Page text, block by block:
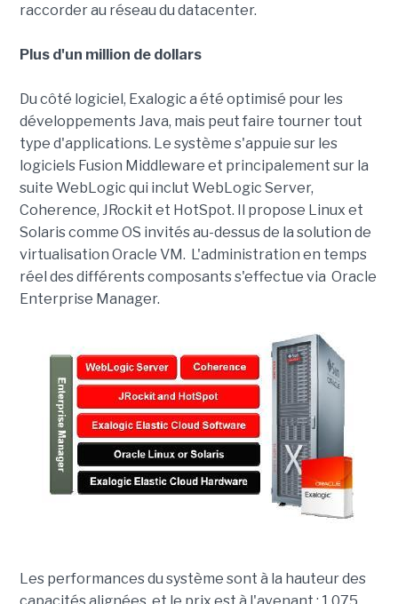
raccorder au réseau du datacenter.
Plus d'un million de dollars
Du côté logiciel, Exalogic a été optimisé pour les
développements Java, mais peut faire tourner tout
type d'applications. Le système s'appuie sur les
logiciels Fusion Middleware et principalement sur la
suite WebLogic qui inclut WebLogic Server,
Coherence, JRockit et HotSpot. Il propose Linux et
Solaris comme OS invités au-dessus de la solution de
virtualisation Oracle VM. L'administration en temps
réel des différents composants s'effectue via Oracle
Enterprise Manager.
Les performances du système sont à la hauteur des